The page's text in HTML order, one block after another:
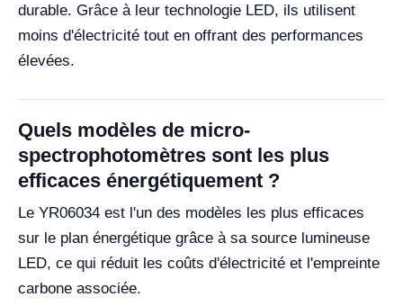
durable. Grâce à leur technologie LED, ils utilisent
moins d'électricité tout en offrant des performances
élevées.
Quels modèles de micro-
spectrophotomètres sont les plus
efficaces énergétiquement ?
Le YR06034 est l'un des modèles les plus efficaces
sur le plan énergétique grâce à sa source lumineuse
LED, ce qui réduit les coûts d'électricité et l'empreinte
carbone associée.